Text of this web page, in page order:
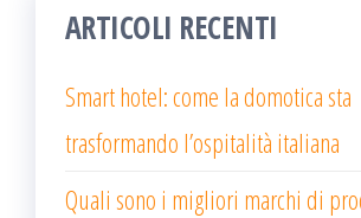
ARTICOLI RECENTI
Smart hotel: come la domotica sta
trasformando l’ospitalità italiana
Quali sono i migliori marchi di